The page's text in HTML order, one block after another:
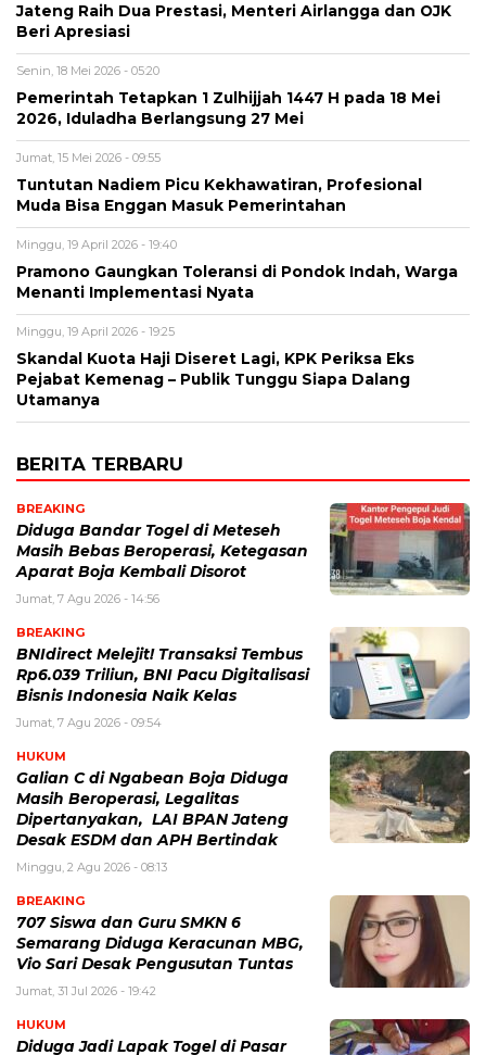
Jateng Raih Dua Prestasi, Menteri Airlangga dan OJK
Beri Apresiasi
Senin, 18 Mei 2026 - 05:20
Pemerintah Tetapkan 1 Zulhijjah 1447 H pada 18 Mei
2026, Iduladha Berlangsung 27 Mei
Jumat, 15 Mei 2026 - 09:55
Tuntutan Nadiem Picu Kekhawatiran, Profesional
Muda Bisa Enggan Masuk Pemerintahan
Minggu, 19 April 2026 - 19:40
Pramono Gaungkan Toleransi di Pondok Indah, Warga
Menanti Implementasi Nyata
Minggu, 19 April 2026 - 19:25
Skandal Kuota Haji Diseret Lagi, KPK Periksa Eks
Pejabat Kemenag – Publik Tunggu Siapa Dalang
Utamanya
BERITA TERBARU
BREAKING
Diduga Bandar Togel di Meteseh
Masih Bebas Beroperasi, Ketegasan
Aparat Boja Kembali Disorot
Jumat, 7 Agu 2026 - 14:56
BREAKING
BNIdirect Melejit! Transaksi Tembus
Rp6.039 Triliun, BNI Pacu Digitalisasi
Bisnis Indonesia Naik Kelas
Jumat, 7 Agu 2026 - 09:54
HUKUM
Galian C di Ngabean Boja Diduga
Masih Beroperasi, Legalitas
Dipertanyakan, LAI BPAN Jateng
Desak ESDM dan APH Bertindak
Minggu, 2 Agu 2026 - 08:13
BREAKING
707 Siswa dan Guru SMKN 6
Semarang Diduga Keracunan MBG,
Vio Sari Desak Pengusutan Tuntas
Jumat, 31 Jul 2026 - 19:42
HUKUM
Diduga Jadi Lapak Togel di Pasar